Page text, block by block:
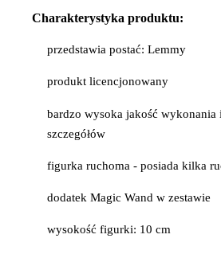
Charakterystyka produktu:
przedstawia postać: Lemmy
produkt licencjonowany
bardzo wysoka jakość wykonania
szczegółów
figurka ruchoma - posiada kilka
dodatek Magic Wand w zestawie
wysokość figurki: 10 cm